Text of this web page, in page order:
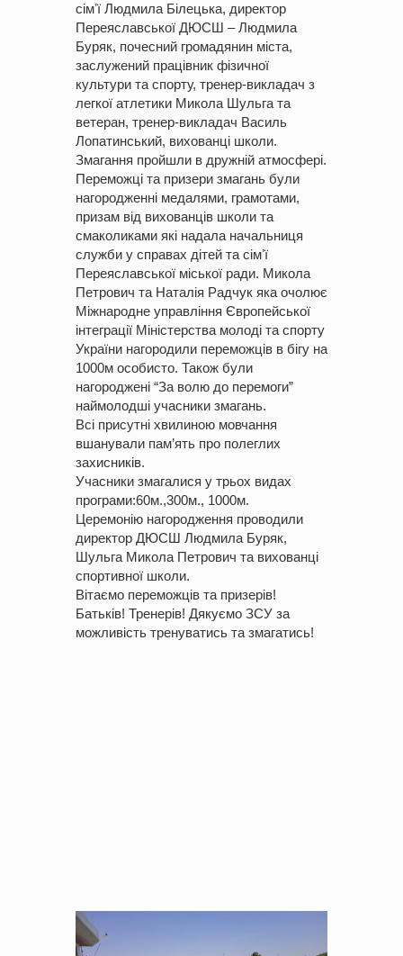
сімʼї Людмила Білецька, директор
Переяславської ДЮСШ – Людмила
Буряк, почесний громадянин міста,
заслужений працівник фізичної
культури та спорту, тренер-викладач з
легкої атлетики Микола Шульга та
ветеран, тренер-викладач Василь
Лопатинський, вихованці школи.
Змагання пройшли в дружній атмосфері.
Переможці та призери змагань були
нагородженні медалями, грамотами,
призам від вихованців школи та
смаколиками які надала начальниця
служби у справах дітей та сімʼї
Переяславської міської ради. Микола
Петрович та Наталія Радчук яка очолює
Міжнародне управління Європейської
інтеграції Міністерства молоді та спорту
України нагородили переможців в бігу на
1000м особисто. Також були
нагороджені “За волю до перемоги”
наймолодші учасники змагань.
Всі присутні хвилиною мовчання
вшанували пам’ять про полеглих
захисників.
Учасники змагалися у трьох видах
програми:60м.,300м., 1000м.
Церемонію нагородження проводили
директор ДЮСШ Людмила Буряк,
Шульга Микола Петрович та вихованці
спортивної школи.
Вітаємо переможців та призерів!
Батьків! Тренерів! Дякуємо ЗСУ за
можливість тренуватись та змагатись!